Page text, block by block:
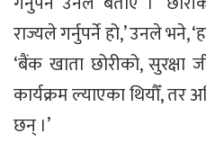
राज्यले गर्नुपर्ने हो,’ उनले भने,
‘बैंक खाता छोरीको, सुरक्षा
कार्यक्रम ल्याएका थियौँ, तर
छन् ।’